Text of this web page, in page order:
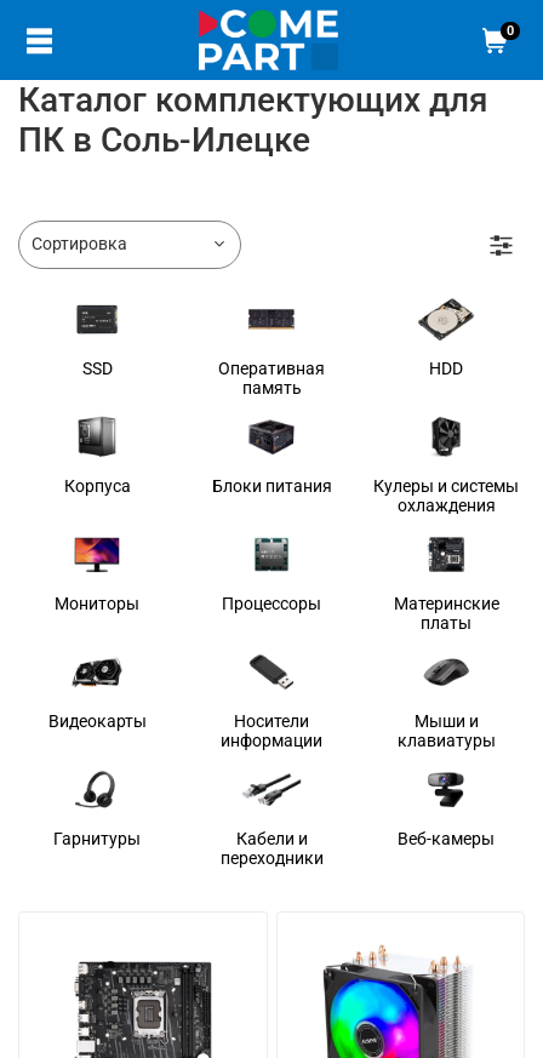
0
Каталог комплектующих для
ПК в Соль-Илецке
SSD
Оперативная
память
HDD
Корпуса Блоки питания
Кулеры и системы
охлаждения
Мониторы Процессоры
Материнские
платы
Видеокарты
Носители
информации
Мыши и
клавиатуры
Гарнитуры
Кабели и
переходники
Веб-камеры